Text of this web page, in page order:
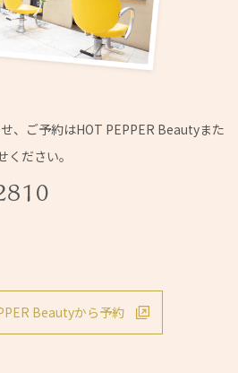
、ご予約はHOT PEPPER Beautyまた
ださい。
Beautyから予約